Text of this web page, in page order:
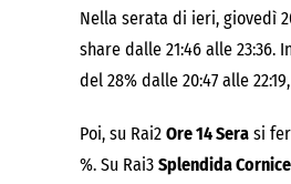
Nella serata di ieri, giovedì
share dalle 21:46 alle 23:36.
del 28% dalle 20:47 alle
Poi, su Rai2 Ore 14 Sera si
%. Su Rai3 Splendida Cornice